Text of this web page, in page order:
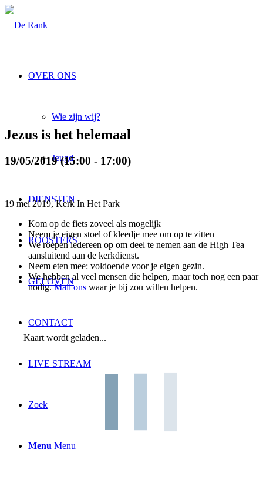
OVER ONS
Wie zijn wij?
Jeugd
DIENSTEN
ROOSTERS
GELOVEN
CONTACT
LIVE STREAM
Zoek
Menu Menu
Jezus is het helemaal
19/05/2019 (15:00 - 17:00)
19 mei 2019, Kerk In Het Park
Kom op de fiets zoveel als mogelijk
Neem je eigen stoel of kleedje mee om op te zitten
We roepen iedereen op om deel te nemen aan de High Tea
aansluitend aan de kerkdienst.
Neem eten mee: voldoende voor je eigen gezin.
We hebben al veel mensen die helpen, maar toch nog een paar
nodig.Mail ons waar je bij zou willen helpen.
Kaart wordt geladen...